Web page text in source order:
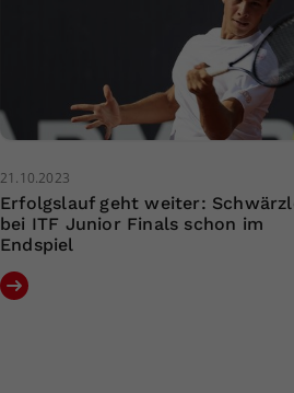
21.10.2023
Erfolgslauf geht weiter:
bei ITF Junior Finals schon im
Endspiel